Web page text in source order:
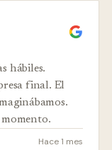
hábiles.
final. El
Hace 1 mes